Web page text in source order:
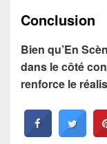
Conclusion
Bien qu’En
dans le côté
renforce le